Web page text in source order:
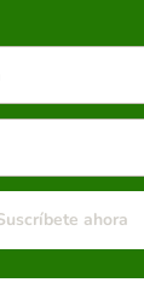
ahora